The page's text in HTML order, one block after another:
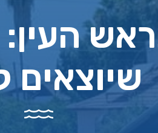
שיוצאים